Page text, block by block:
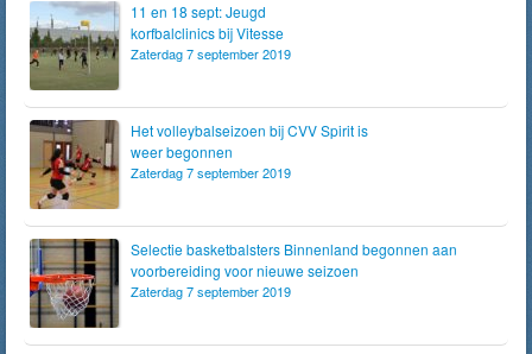
11 en 18 sept: Jeugd
korfbalclinics bij Vitesse
Zaterdag 7 september 2019
Het volleybalseizoen bij CVV Spirit is
weer begonnen
Zaterdag 7 september 2019
Selectie basketbalsters Binnenland begonnen aan
voorbereiding voor nieuwe seizoen
Zaterdag 7 september 2019